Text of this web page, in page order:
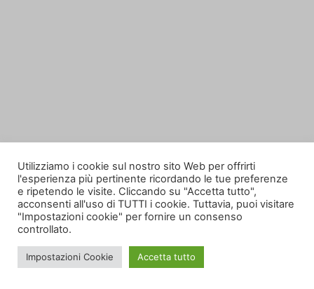
Utilizziamo i cookie sul nostro sito Web per offrirti
l'esperienza più pertinente ricordando le tue preferenze
e ripetendo le visite. Cliccando su "Accetta tutto",
acconsenti all'uso di TUTTI i cookie. Tuttavia, puoi visitare
"Impostazioni cookie" per fornire un consenso
controllato.
Impostazioni Cookie Accetta tutto